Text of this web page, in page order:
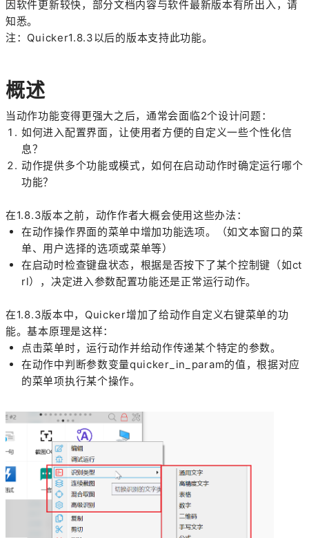
因软件更新较快，部分文档内容与软件最新版本有所出入，请
知悉。
注：Quicker1.8.3以后的版本支持此功能。
概述
当动作功能变得更强大之后，通常会面临2个设计问题：
如何进入配置界面，让使用者方便的自定义一些个性化信
息？
动作提供多个功能或模式，如何在启动动作时确定运行哪个
功能？
在1.8.3版本之前，动作作者大概会使用这些办法：
在动作操作界面的菜单中增加功能选项。（如文本窗口的菜
单、用户选择的选项或菜单等）
在启动时检查键盘状态，根据是否按下了某个控制键（如ct
rl），决定进入参数配置功能还是正常运行动作。
在1.8.3版本中，Quicker增加了给动作自定义右键菜单的功
能。基本原理是这样：
点击菜单时，运行动作并给动作传递某个特定的参数。
在动作中判断参数变量quicker_in_param的值，根据对应
的菜单项执行某个操作。